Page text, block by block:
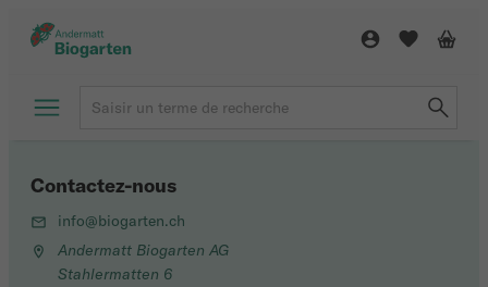
Contactez-nous
info@biogarten.ch
Andermatt Biogarten AG
Stahlermatten 6